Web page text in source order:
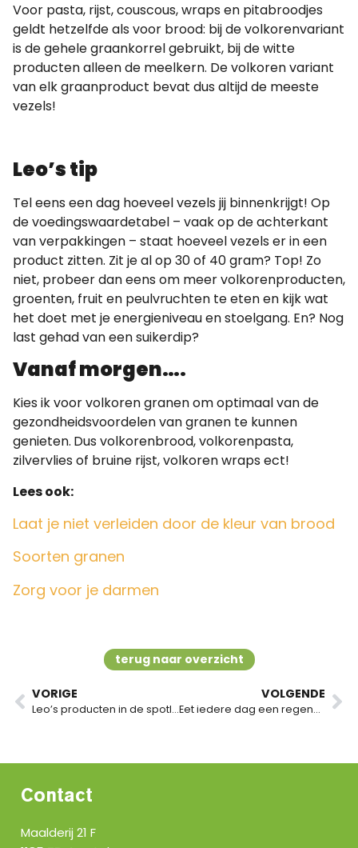
Voor pasta, rijst, couscous, wraps en pitabroodjes
geldt hetzelfde als voor brood: bij de volkorenvariant
is de gehele graankorrel gebruikt, bij de witte
producten alleen de meelkern. De volkoren variant
van elk graanproduct bevat dus altijd de meeste
vezels!
Leo’s tip
Tel eens een dag hoeveel vezels jij binnenkrijgt! Op
de voedingswaardetabel – vaak op de achterkant
van verpakkingen – staat hoeveel vezels er in een
product zitten. Zit je al op 30 of 40 gram? Top! Zo
niet, probeer dan eens om meer volkorenproducten,
groenten, fruit en peulvruchten te eten en kijk wat
het doet met je energieniveau en stoelgang. En? Nog
last gehad van een suikerdip?
Vanaf morgen….
Kies ik voor volkoren granen om optimaal van de
gezondheidsvoordelen van granen te kunnen
genieten. Dus volkorenbrood, volkorenpasta,
zilvervlies of bruine rijst, volkoren wraps ect!
Lees ook:
Laat je niet verleiden door de kleur van brood
Soorten granen
Zorg voor je darmen
terug naar overzicht
VORIGE
Leo’s producten in de spotlight!
VOLGENDE
Eet iedere dag een regenboog
Contact
Maalderij 21 F